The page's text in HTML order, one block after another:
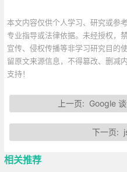
本文内容仅供个人学习、研究或参
专业指导或法律依据。未经授权，
宣传、侵权传播等非学习研究目的
留原文来源信息，不得篡改、删减
支持！
上一页: Google
下一页:
相关推荐